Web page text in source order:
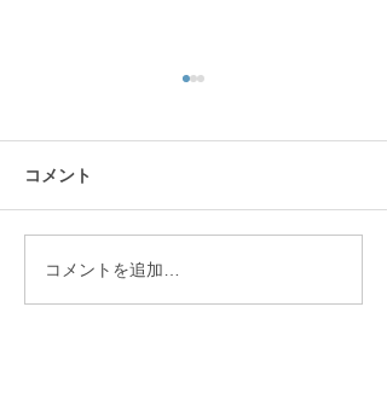
コメント
コメントを追加…